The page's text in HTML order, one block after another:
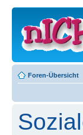
Foren-Übersicht